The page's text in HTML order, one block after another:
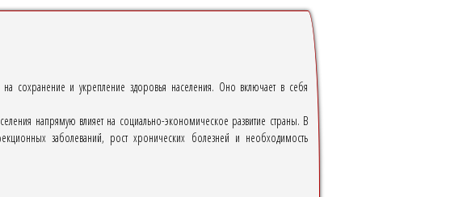
сохранение и укрепление здоровья населения. Оно включает в себя
напрямую влияет на социально-экономическое развитие страны. В
заболеваний, рост хронических болезней и необходимость